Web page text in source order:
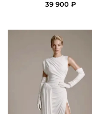
39 900 ₽